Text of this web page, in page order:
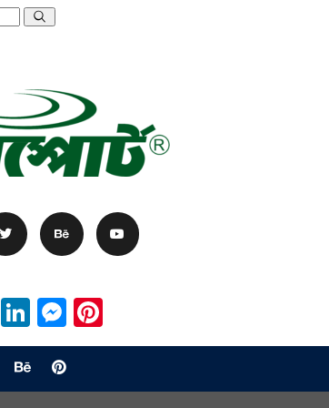
Telegram
LinkedIn
Messenger